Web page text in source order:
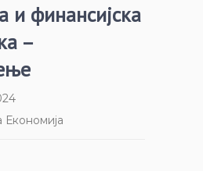
и финансијска
–
Економија